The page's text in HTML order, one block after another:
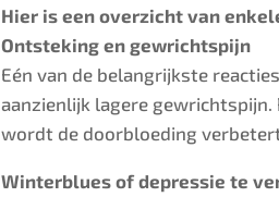
Hier is een overzicht van
Ontsteking en gewrichtspijn
Eén van de belangrijkste
aanzienlijk lagere
wordt de doorbloeding
Winterblues of depressie te